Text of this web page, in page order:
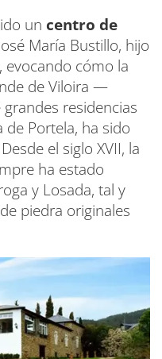
un centro de
María Bustillo, hijo
evocando cómo la
de Viloira —
residencias
de Portela, ha sido
el siglo XVII, la
ha estado
y Losada, tal y
piedra originales